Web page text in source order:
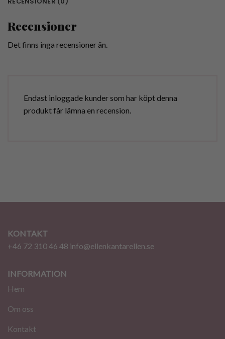
Recensioner
Det finns inga recensioner än.
Endast inloggade kunder som har köpt denna
produkt får lämna en recension.
KONTAKT
+46 72 310 46 48 info@ellenkantarellen.se
INFORMATION
Hem
Om oss
Kontakt